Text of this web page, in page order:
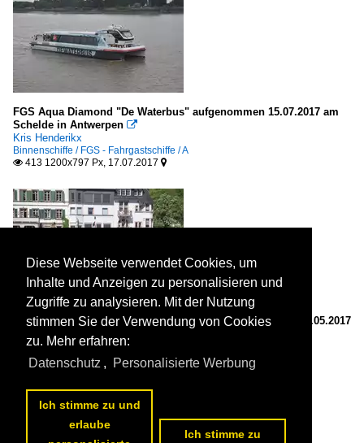
FGS Aqua Diamond "De Waterbus" aufgenommen 15.07.2017 am
Schelde in Antwerpen 
Kris Henderikx
Binnenschiffe / FGS - Fahrgastschiffe / A
 413 1200x797 Px, 17.07.2017 
Fähre Remigius zwischen Alf und Bullay, aufgenommen 27.05.2017
am Mosel 
Kris Henderikx
Binnenschiffe / Fähren in Deutschland / Mosel
432 1200x797 Px, 29.05.2017
Diese Webseite verwendet Cookies, um
Inhalte und Anzeigen zu personalisieren und
Zugriffe zu analysieren. Mit der Nutzung
stimmen Sie der Verwendung von Cookies
zu. Mehr erfahren:
Datenschutz , Personalisierte Werbung
Ich stimme zu und
erlaube
Ich stimme zu